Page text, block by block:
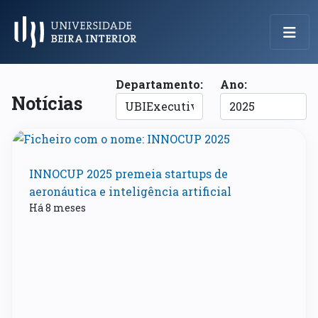
Menu Principal
Notícias
Departamento: Ano:
INNOCUP 2025 premeia startups de
aeronáutica e inteligência artificial
Há 8 meses